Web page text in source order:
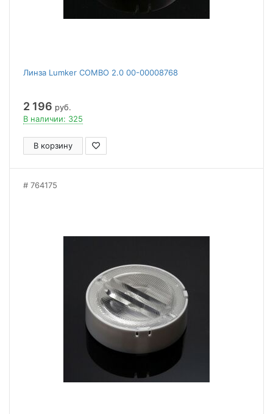
Линза Lumker COMBO 2.0 00-00008768
2 196 руб.
В наличии: 325
В корзину
764175